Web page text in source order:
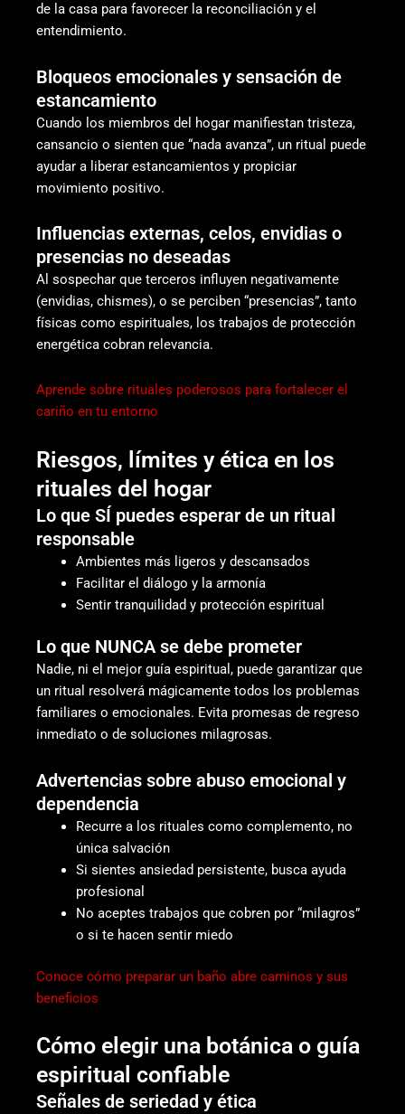
de la casa para favorecer la reconciliación y el
entendimiento.
Bloqueos emocionales y sensación de
estancamiento
Cuando los miembros del hogar manifiestan tristeza,
cansancio o sienten que “nada avanza”, un ritual puede
ayudar a liberar estancamientos y propiciar
movimiento positivo.
Influencias externas, celos, envidias o
presencias no deseadas
Al sospechar que terceros influyen negativamente
(envidias, chismes), o se perciben “presencias”, tanto
físicas como espirituales, los trabajos de protección
energética cobran relevancia.
Aprende sobre rituales poderosos para fortalecer el
cariño en tu entorno
Riesgos, límites y ética en los
rituales del hogar
Lo que SÍ puedes esperar de un ritual
responsable
Ambientes más ligeros y descansados
Facilitar el diálogo y la armonía
Sentir tranquilidad y protección espiritual
Lo que NUNCA se debe prometer
Nadie, ni el mejor guía espiritual, puede garantizar que
un ritual resolverá mágicamente todos los problemas
familiares o emocionales. Evita promesas de regreso
inmediato o de soluciones milagrosas.
Advertencias sobre abuso emocional y
dependencia
Recurre a los rituales como complemento, no
única salvación
Si sientes ansiedad persistente, busca ayuda
profesional
No aceptes trabajos que cobren por “milagros”
o si te hacen sentir miedo
Conoce cómo preparar un baño abre caminos y sus
beneficios
Cómo elegir una botánica o guía
espiritual confiable
Señales de seriedad y ética